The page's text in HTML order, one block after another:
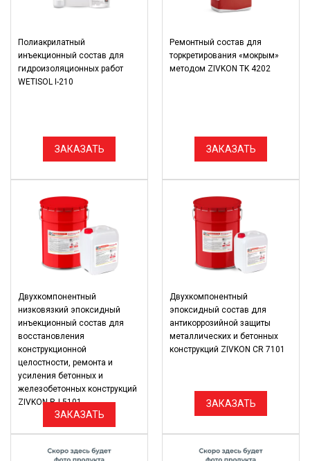
Полиакрилатный
инъекционный состав для
гидроизоляционных работ
WETISOL I-210
ЗАКАЗАТЬ
Ремонтный состав для
торкретирования «мокрым»
методом ZIVKON TK 4202
ЗАКАЗАТЬ
Двухкомпонентный
низковязкий эпоксидный
инъекционный состав для
восстановления
конструкционной
целостности, ремонта и
усиления бетонных и
железобетонных конструкций
ZIVKON RJ 5101
ЗАКАЗАТЬ
Двухкомпонентный
эпоксидный состав для
антикоррозийной защиты
металлических и бетонных
конструкций ZIVKON CR 7101
ЗАКАЗАТЬ